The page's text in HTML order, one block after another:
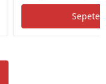
Sepete